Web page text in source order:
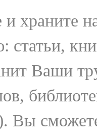
и храните
статьи,
Ваши
Вы